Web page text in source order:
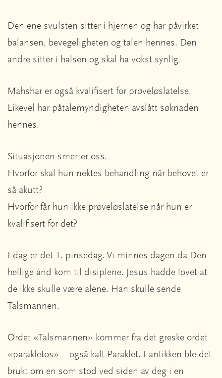
Den ene svulsten sitter i hjernen og har påvirket
balansen, bevegeligheten og talen hennes. Den
andre sitter i halsen og skal ha vokst synlig.
Mahshar er også kvalifisert for prøveløslatelse.
Likevel har påtalemyndigheten avslått søknaden
hennes.
Situasjonen smerter oss.
Hvorfor skal hun nektes behandling når behovet er
så akutt?
Hvorfor får hun ikke prøveløslatelse når hun er
kvalifisert for det?
I dag er det 1. pinsedag. Vi minnes dagen da Den
hellige ånd kom til disiplene. Jesus hadde lovet at
de ikke skulle være alene. Han skulle sende
Talsmannen.
Ordet «Talsmannen» kommer fra det greske ordet
«parakletos» – også kalt Paraklet. I antikken ble det
brukt om en som stod ved siden av deg i en